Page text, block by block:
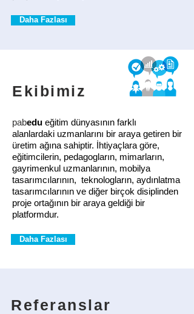
Daha Fazlası
Ekibimiz
pabedu eğitim dünyasının farklı
alanlardaki uzmanlarını bir araya getiren bir
üretim ağına sahiptir. İhtiyaçlara göre,
eğitimcilerin, pedagogların, mimarların,
gayrimenkul uzmanlarının, mobilya
tasarımcılarının, teknologların, aydınlatma
tasarımcılarının ve diğer birçok disiplinden
proje ortağının bir araya geldiği bir
platformdur.
Daha Fazlası
Referanslar